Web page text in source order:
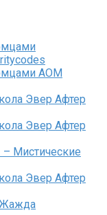
AOM
Эвер Афтер
Эвер Афтер
Мистические
Эвер Афтер
Жажда